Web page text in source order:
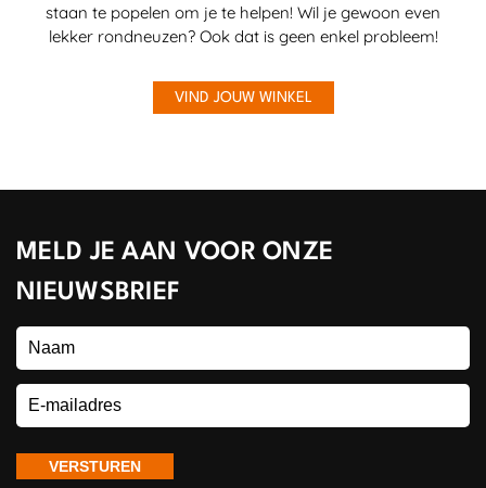
staan te popelen om je te helpen! Wil je gewoon even
lekker rondneuzen? Ook dat is geen enkel probleem!
VIND JOUW WINKEL
MELD JE AAN VOOR ONZE
NIEUWSBRIEF